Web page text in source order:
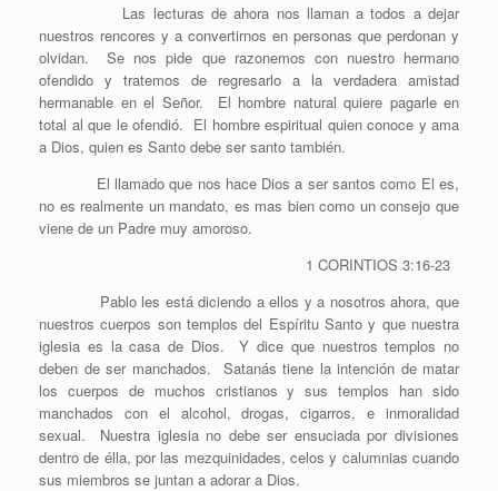
Las lecturas de ahora nos llaman a todos a dejar
nuestros rencores y a convertirnos en personas que perdonan y
olvidan. Se nos pide que razonemos con nuestro hermano
ofendido y tratemos de regresarlo a la verdadera amistad
hermanable en el Señor. El hombre natural quiere pagarle en
total al que le ofendió. El hombre espiritual quien conoce y ama
a Dios, quien es Santo debe ser santo también.
El llamado que nos hace Dios a ser santos como El es,
no es realmente un mandato, es mas bien como un consejo que
viene de un Padre muy amoroso.
1 CORINTIOS 3:16-23
Pablo les está diciendo a ellos y a nosotros ahora, que
nuestros cuerpos son templos del Espíritu Santo y que nuestra
iglesia es la casa de Dios. Y dice que nuestros templos no
deben de ser manchados. Satanás tiene la intención de matar
los cuerpos de muchos cristianos y sus templos han sido
manchados con el alcohol, drogas, cigarros, e inmoralidad
sexual. Nuestra iglesia no debe ser ensuciada por divisiones
dentro de élla, por las mezquinidades, celos y calumnias cuando
sus miembros se juntan a adorar a Dios.